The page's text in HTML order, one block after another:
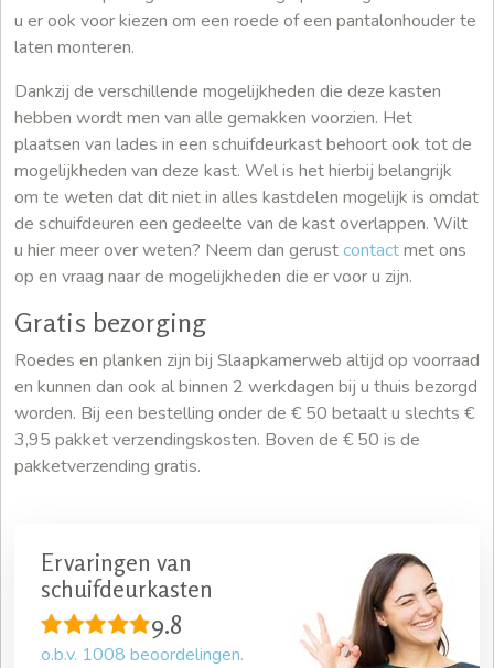
u er ook voor kiezen om een roede of een pantalonhouder te
laten monteren.
Dankzij de verschillende mogelijkheden die deze kasten
hebben wordt men van alle gemakken voorzien. Het
plaatsen van lades in een schuifdeurkast behoort ook tot de
mogelijkheden van deze kast. Wel is het hierbij belangrijk
om te weten dat dit niet in alles kastdelen mogelijk is omdat
de schuifdeuren een gedeelte van de kast overlappen. Wilt
u hier meer over weten? Neem dan gerustcontactmet ons
op en vraag naar de mogelijkheden die er voor u zijn.
Gratis bezorging
Roedes en planken zijn bij Slaapkamerweb altijd op voorraad
en kunnen dan ook al binnen 2 werkdagen bij u thuis bezorgd
worden. Bij een bestelling onder de € 50 betaalt u slechts €
3,95 pakket verzendingskosten. Boven de € 50 is de
pakketverzending gratis.
Ervaringen van
schuifdeurkasten
9.8
o.b.v. 1008 beoordelingen.